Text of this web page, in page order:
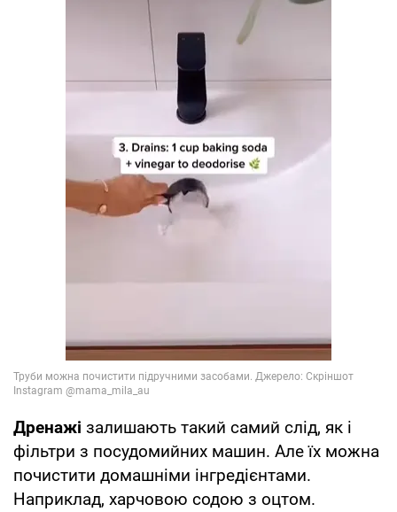
Дренажі залишають такий самий слід, як і
фільтри з посудомийних машин. Але їх можна
почистити домашніми інгредієнтами.
Наприклад, харчовою содою з оцтом.